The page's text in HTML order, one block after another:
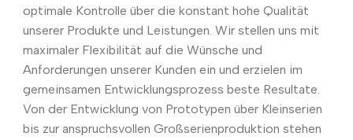
optimale Kontrolle über die konstant hohe Qualität
unserer Produkte und Leistungen. Wir stellen uns mit
maximaler Flexibilität auf die Wünsche und
Anforderungen unserer Kunden ein und erzielen im
gemeinsamen Entwicklungsprozess beste Resultate.
Von der Entwicklung von Prototypen über Kleinserien
bis zur anspruchsvollen Großserienproduktion stehen